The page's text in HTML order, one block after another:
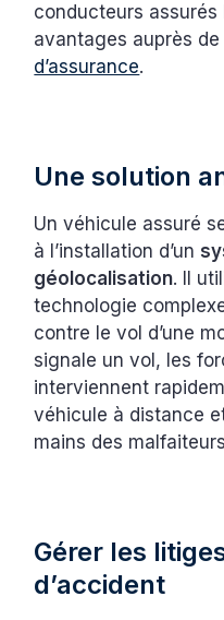
conducteurs
avantages auprès de
d’assurance.
Une solution
Un véhicule assuré
à l’installation d’un
géolocalisation. Il
technologie
contre le vol d’une
signale un vol, les
interviennent
véhicule à distance
mains des
Gérer les
d’accident